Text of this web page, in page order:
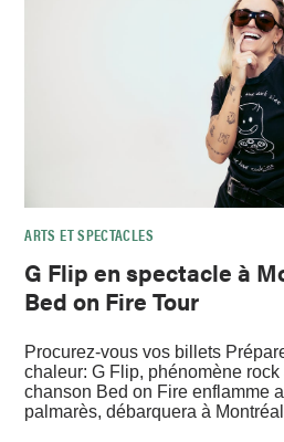
ARTS ET SPECTACLES
G Flip en spectacle à
Bed on Fire Tour
Procurez-vous vos billets
chaleur: G Flip, phénomène
chanson Bed on Fire enflamme
palmarès, débarquera à